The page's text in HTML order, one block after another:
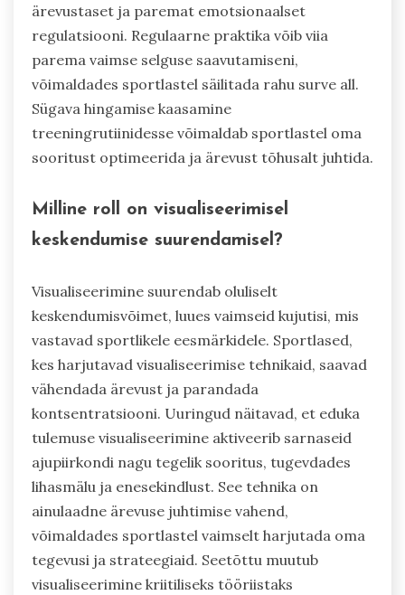
ärevustaset ja paremat emotsionaalset
regulatsiooni. Regulaarne praktika võib viia
parema vaimse selguse saavutamiseni,
võimaldades sportlastel säilitada rahu surve all.
Sügava hingamise kaasamine
treeningrutiinidesse võimaldab sportlastel oma
sooritust optimeerida ja ärevust tõhusalt juhtida.
Milline roll on visualiseerimisel
keskendumise suurendamisel?
Visualiseerimine suurendab oluliselt
keskendumisvõimet, luues vaimseid kujutisi, mis
vastavad sportlikele eesmärkidele. Sportlased,
kes harjutavad visualiseerimise tehnikaid, saavad
vähendada ärevust ja parandada
kontsentratsiooni. Uuringud näitavad, et eduka
tulemuse visualiseerimine aktiveerib sarnaseid
ajupiirkondi nagu tegelik sooritus, tugevdades
lihasmälu ja enesekindlust. See tehnika on
ainulaadne ärevuse juhtimise vahend,
võimaldades sportlastel vaimselt harjutada oma
tegevusi ja strateegiaid. Seetõttu muutub
visualiseerimine kriitiliseks tööriistaks